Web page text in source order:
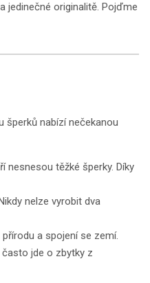
jedinečné originalitě. Pojďme
šperků nabízí nečekanou
nesnesou těžké šperky. Díky
nelze vyrobit dva
a spojení se zemí.
jde o zbytky z